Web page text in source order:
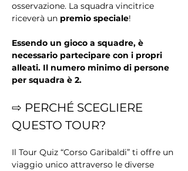
osservazione. La squadra vincitrice
riceverà un premio speciale!
Essendo un gioco a squadre, è
necessario partecipare con i propri
alleati. Il numero minimo di persone
per squadra è 2.
⇨ PERCHÉ SCEGLIERE
QUESTO TOUR?
Il Tour Quiz “Corso Garibaldi” ti offre un
viaggio unico attraverso le diverse